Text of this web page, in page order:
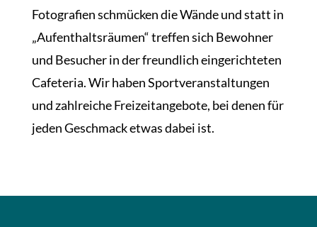
Fotografien schmücken die Wände und statt in
„Aufenthaltsräumen“ treffen sich Bewohner
und Besucher in der freundlich eingerichteten
Cafeteria. Wir haben Sportveranstaltungen
und zahlreiche Freizeitangebote, bei denen für
jeden Geschmack etwas dabei ist.